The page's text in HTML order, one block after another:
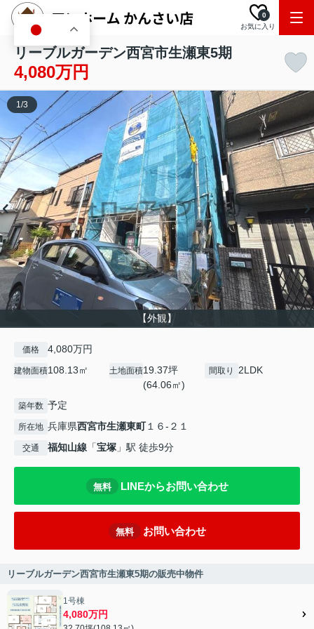
お気に入り
0
リーブルガーデン西宮市生瀬東5期
4,080万円
【外観】
1/3
価格 4,080万円
建物面積108.13㎡ 土地面積19.37坪
(64.06㎡)
間取り 2LDK
築年数 予定
所在地 兵庫県西宮市生瀬東町１６-２１
交通 福知山線 「宝塚 」駅 徒歩9分
無料 LINEからお問い合わせ
無料 お問い合わせ
リーブルガーデン西宮市生瀬東5期の販売中物件
1号棟
4,080万円